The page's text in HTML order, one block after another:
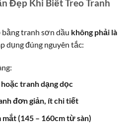
Đẹp Khi Biết Treo Tranh
bằng tranh sơn dầu không phải là
dụng đúng nguyên tắc:
tranh dạng dọc
đơn giản, ít chi tiết
(145 – 160cm từ sàn)